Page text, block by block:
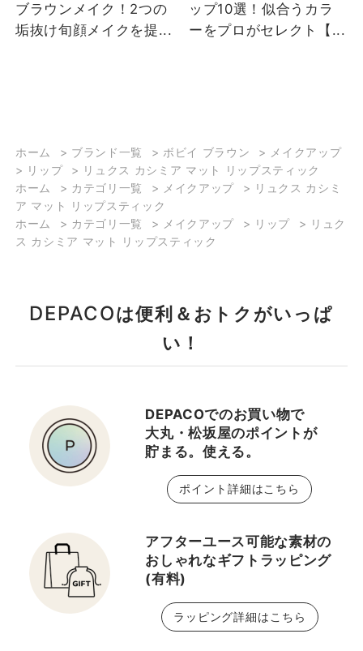
めらかさ。 ウルトラマッ
トな仕上がりながら、潤
別な瞬間にも、思わず手
が伸びる“毎日使いたくな
るマットリップ”です。 保
湿成分を配合したフォー
ミュラは、唇をケアしな
練と快適さの理想的なバ
す😊
あるカラーバリエーショ
ン。取り入れるとイッキ
DEPACOオンラインカウ
ンセリングをご利用くだ
さいね♪ <a
matsuzakaya.jp/shop/
詳細はこちら</a> ＿＿＿
＿＿＿＿＿＿＿＿＿＿＿
＿＿＿ 【ブランド横断型
BA≫があなたにぴったり
のアイテムやメイクをブ
ランド横断してご提案し
ます。 DEPACO会員様の
無料サービスですので、
さい。 🕒約45分 ト
ータルに色々じっくりと
ア／メイクアップ） ・眉
ブラウンメイク！2つの
垢抜け旬顔メイクを提...
ップ10選！似合うカラ
ーをプロがセレクト【...
ホーム > ブランド一覧 > ボビイ ブラウン > メイクアップ
> リップ > リュクス カシミア マット リップスティック
ホーム
> カテゴリ一覧 > メイクアップ > リュクス カシミ
ア マット リップスティック
ホーム
> カテゴリ一覧 > メイクアップ > リップ > リュク
ス カシミア マット リップスティック
DEPACOは便利＆おトクがいっぱ
い！
DEPACOでのお買い物で
大丸・松坂屋のポイントが
貯まる。使える。
ポイント詳細はこちら
アフターユース可能な素材の
おしゃれなギフトラッピング
(有料)
ラッピング詳細はこちら